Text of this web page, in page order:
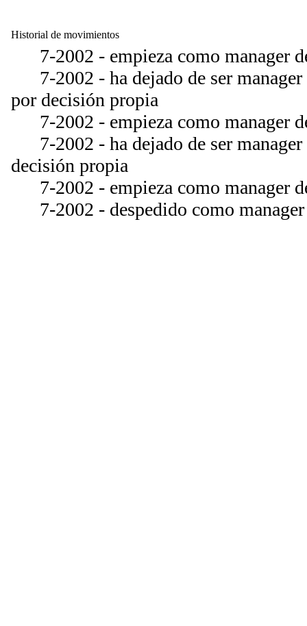
Historial de movimientos
7-2002 - empieza como manager
7-2002 - ha dejado de ser
por decisión propia
7-2002 - empieza como manager
7-2002 - ha dejado de ser
decisión propia
7-2002 - empieza como manager
7-2002 - despedido como